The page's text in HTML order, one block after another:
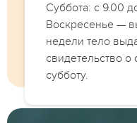
Суббота: с 9.00
Воскресенье —
недели тело
свидетельство
субботу.